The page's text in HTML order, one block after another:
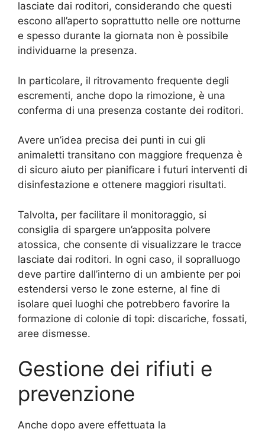
lasciate dai roditori, considerando che questi
escono all’aperto soprattutto nelle ore notturne
e spesso durante la giornata non è possibile
individuarne la presenza.
In particolare, il ritrovamento frequente degli
escrementi, anche dopo la rimozione, è una
conferma di una presenza costante dei roditori.
Avere un’idea precisa dei punti in cui gli
animaletti transitano con maggiore frequenza è
di sicuro aiuto per pianificare i futuri interventi di
disinfestazione e ottenere maggiori risultati.
Talvolta, per facilitare il monitoraggio, si
consiglia di spargere un’apposita polvere
atossica, che consente di visualizzare le tracce
lasciate dai roditori. In ogni caso, il sopralluogo
deve partire dall’interno di un ambiente per poi
estendersi verso le zone esterne, al fine di
isolare quei luoghi che potrebbero favorire la
formazione di colonie di topi: discariche, fossati,
aree dismesse.
Gestione dei rifiuti e
prevenzione
Anche dopo avere effettuata la